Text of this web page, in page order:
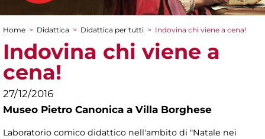
Tu sei qui
Home > Didattica > Didattica per tutti > Indovina chi viene a cena!
Indovina chi viene a
cena!
27/12/2016
Museo Pietro Canonica a Villa Borghese
Laboratorio comico didattico nell'ambito di "Natale nei